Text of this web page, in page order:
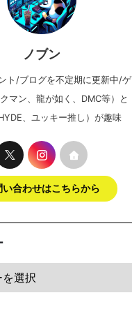
ノブン
ト/ブログを不定期に更新中/ゲ
マン、龍が如く、DMC等）と
、ユッキー推し）が趣味
い合わせはこちらから